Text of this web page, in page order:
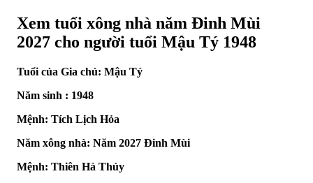
Xem tuổi xông nhà năm Đinh Mùi
2027 cho người tuổi Mậu Tý 1948
Tuổi của Gia chủ: Mậu Tý
Năm sinh : 1948
Mệnh: Tích Lịch Hỏa
Năm xông nhà: Năm 2027 Đinh Mùi
Mệnh: Thiên Hà Thủy